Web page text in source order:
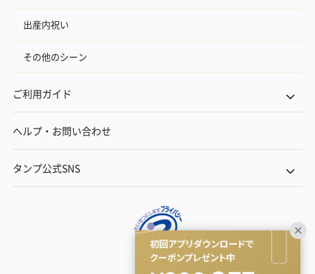
出産内祝い
その他のシーン
ご利用ガイド
ヘルプ・お問い合わせ
タンプ公式SNS